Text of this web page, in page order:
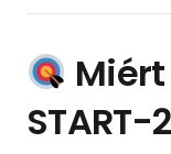
START-